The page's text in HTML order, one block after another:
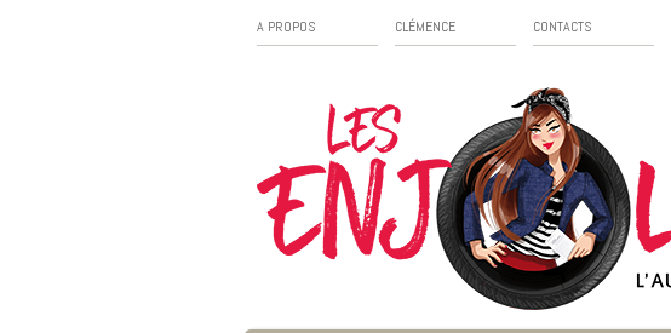
A PROPOS CLÉMENCE CONTACTS